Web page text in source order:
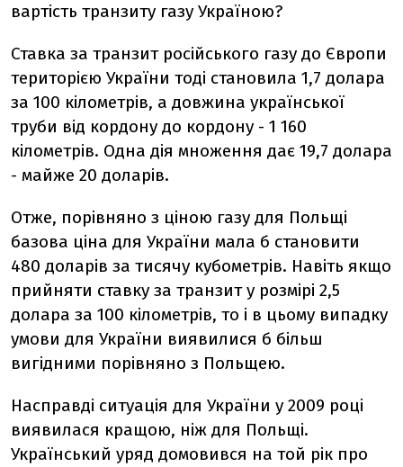
вартість транзиту газу Україною?
Ставка за транзит російського газу до Європи
територією України тоді становила 1,7 долара
за 100 кілометрів, а довжина української
труби від кордону до кордону - 1 160
кілометрів. Одна дія множення дає 19,7 долара
- майже 20 доларів.
Отже, порівняно з ціною газу для Польщі
базова ціна для України мала б становити
480 доларів за тисячу кубометрів. Навіть якщо
прийняти ставку за транзит у розмірі 2,5
долара за 100 кілометрів, то і в цьому випадку
умови для України виявилися б більш
вигідними порівняно з Польщею.
Насправді ситуація для України у 2009 році
виявилася кращою, ніж для Польщі.
Український уряд домовився на той рік про